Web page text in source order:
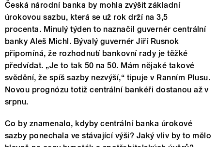
Česká národní banka by mohla zvýšit základní
úrokovou sazbu, která se už rok drží na 3,5
procenta. Minulý týden to naznačil guvernér centrální
banky Aleš Michl. Bývalý guvernér Jiří Rusnok
připomíná, že rozhodnutí bankovní rady je těžké
předvídat. „Je to tak 50 na 50. Mám nějaké takové
svědění, že spíš sazby nezvýší,“ tipuje v Ranním Plusu.
Novou prognózu totiž centrální bankéři dostanou až v
srpnu.
Co by znamenalo, kdyby centrální banka úrokové
sazby ponechala ve stávající výši? Jaký vliv by to mělo